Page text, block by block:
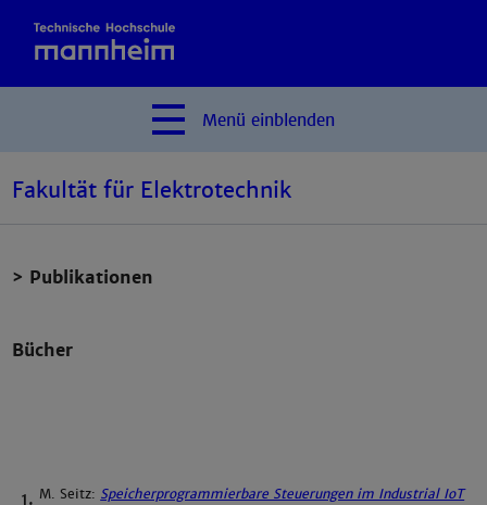
Menü einblenden
Fakultät für Elektrotechnik
> Publikationen
Bücher
M. Seitz: Speicherprogrammierbare Steuerungen im Industrial IoT